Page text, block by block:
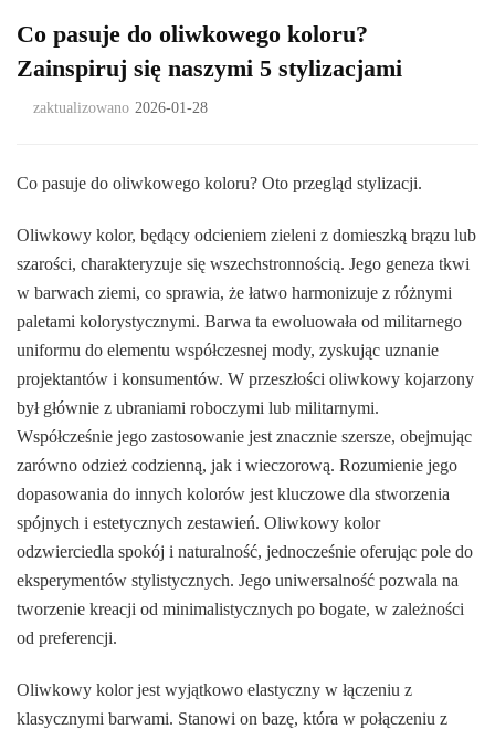
Co pasuje do oliwkowego koloru?
Zainspiruj się naszymi 5 stylizacjami
zaktualizowano 2026-01-28
Co pasuje do oliwkowego koloru? Oto przegląd stylizacji.
Oliwkowy kolor, będący odcieniem zieleni z domieszką brązu lub
szarości, charakteryzuje się wszechstronnością. Jego geneza tkwi
w barwach ziemi, co sprawia, że łatwo harmonizuje z różnymi
paletami kolorystycznymi. Barwa ta ewoluowała od militarnego
uniformu do elementu współczesnej mody, zyskując uznanie
projektantów i konsumentów. W przeszłości oliwkowy kojarzony
był głównie z ubraniami roboczymi lub militarnymi.
Współcześnie jego zastosowanie jest znacznie szersze, obejmując
zarówno odzież codzienną, jak i wieczorową. Rozumienie jego
dopasowania do innych kolorów jest kluczowe dla stworzenia
spójnych i estetycznych zestawień. Oliwkowy kolor
odzwierciedla spokój i naturalność, jednocześnie oferując pole do
eksperymentów stylistycznych. Jego uniwersalność pozwala na
tworzenie kreacji od minimalistycznych po bogate, w zależności
od preferencji.
Oliwkowy kolor jest wyjątkowo elastyczny w łączeniu z
klasycznymi barwami. Stanowi on bazę, która w połączeniu z